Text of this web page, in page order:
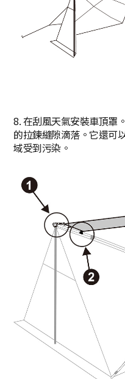
8. 在刮風天氣安裝車頂罩
的拉鍊縫隙滴落。它還可
域受到污染。